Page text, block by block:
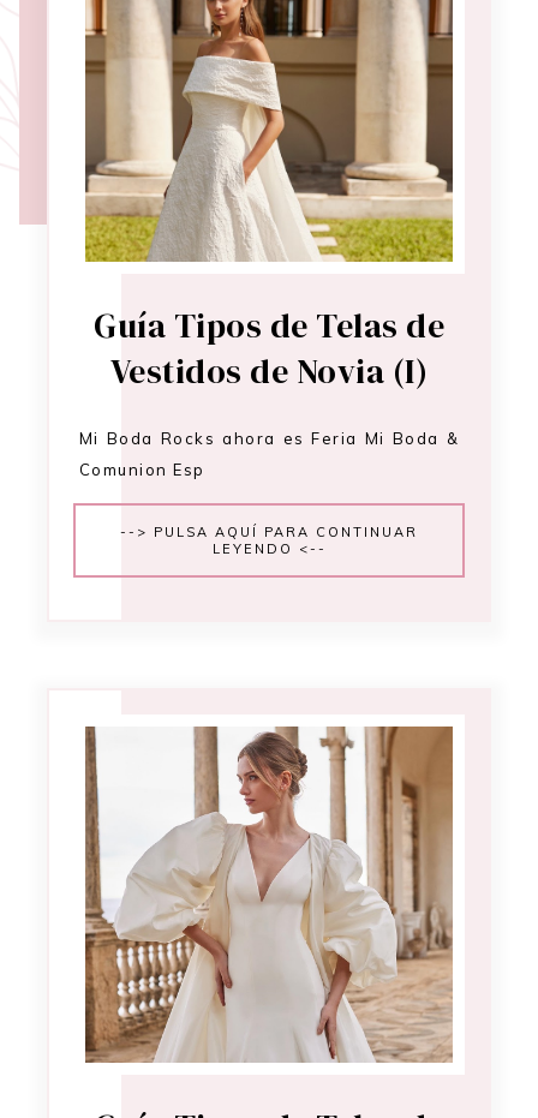
Guía Tipos de Telas de
Vestidos de Novia (I)
Mi Boda Rocks ahora es Feria Mi Boda &
Comunion Esp
--> PULSA AQUÍ PARA CONTINUAR
LEYENDO <--